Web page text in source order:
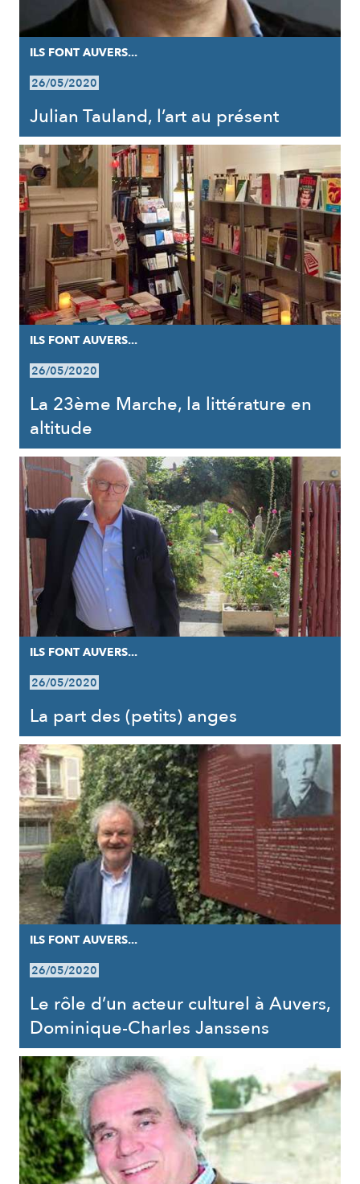
ILS FONT AUVERS...
26/05/2020
Julian Tauland, l’art au présent
ILS FONT AUVERS...
26/05/2020
La 23ème Marche, la littérature en
altitude
ILS FONT AUVERS...
26/05/2020
La part des (petits) anges
ILS FONT AUVERS...
26/05/2020
Le rôle d’un acteur culturel à Auvers,
Dominique-Charles Janssens